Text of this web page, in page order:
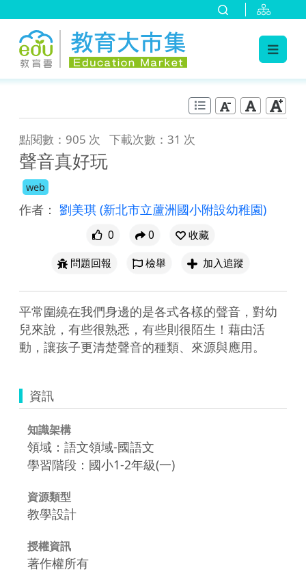
點閱數：905 次 下載次數：31 次
聲音真好玩
web
作者： 劉美琪 (新北市立蘆洲國小附設幼稚園)
0 0
收藏
問題回報
檢舉 加入追蹤
平常圍繞在我們身邊的是各式各樣的聲音，對幼
兒來說，有些很熟悉，有些則很陌生！藉由活
動，讓孩子更清楚聲音的種類、來源與應用。
資訊
知識架構
領域：語文領域-國語文
學習階段：國小1-2年級(一)
資源類型
教學設計
授權資訊
著作權所有